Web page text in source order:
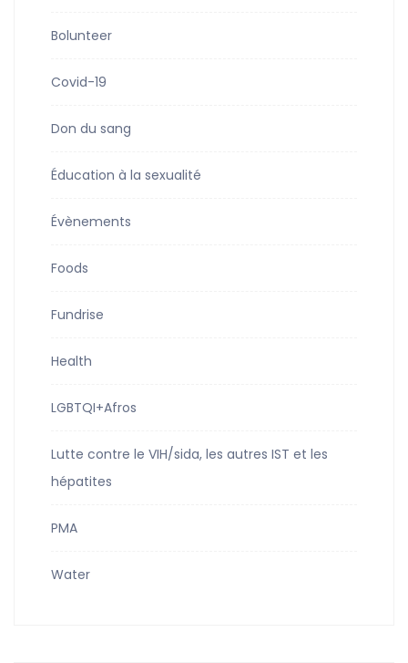
Bolunteer
Covid-19
Don du sang
Éducation à la sexualité
Évènements
Foods
Fundrise
Health
LGBTQI+Afros
Lutte contre le VIH/sida, les autres IST et les
hépatites
PMA
Water